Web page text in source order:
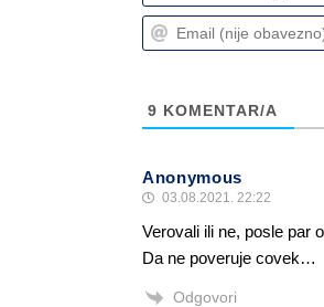
9 KOMENTAR/A
Anonymous
03.08.2021. 22:22
Verovali ili ne, posle par
Da ne poveruje covek…
Odgovori